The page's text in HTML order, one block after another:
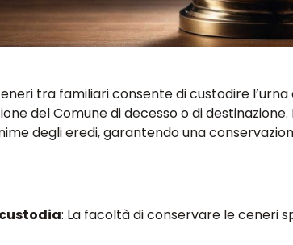
tra familiari consente di custodire
del Comune di decesso o di
degli eredi, garantendo una
: La facoltà di conservare le ceneri